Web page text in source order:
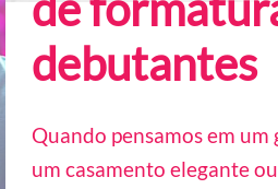
debutantes
Quando pensamos em
um casamento elegante